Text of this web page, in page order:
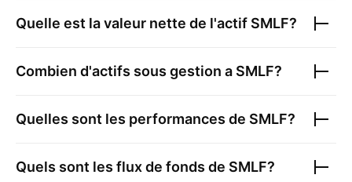
Quelle est la valeur nette de l'actif SMLF?
Combien d'actifs sous gestion a SMLF?
Quelles sont les performances de SMLF?
Quels sont les flux de fonds de SMLF?